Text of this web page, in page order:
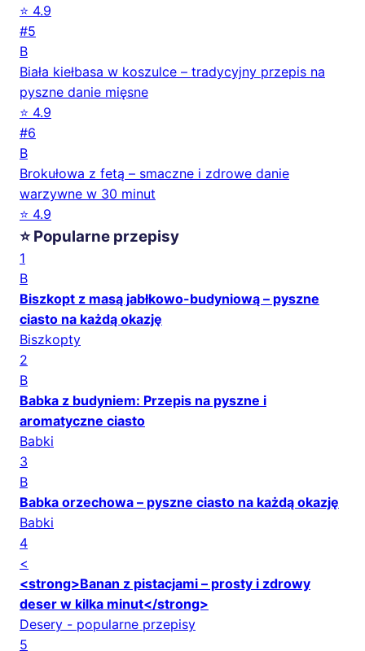
⭐ 4.9
#5
B
Biała kiełbasa w koszulce – tradycyjny przepis na
pyszne danie mięsne
⭐ 4.9
#6
B
Brokułowa z fetą – smaczne i zdrowe danie
warzywne w 30 minut
⭐ 4.9
⭐ Popularne przepisy
1
B
Biszkopt z masą jabłkowo-budyniową – pyszne
ciasto na każdą okazję
Biszkopty
2
B
Babka z budyniem: Przepis na pyszne i
aromatyczne ciasto
Babki
3
B
Babka orzechowa – pyszne ciasto na każdą okazję
Babki
4
<
<strong>Banan z pistacjami – prosty i zdrowy
deser w kilka minut</strong>
Desery - popularne przepisy
5